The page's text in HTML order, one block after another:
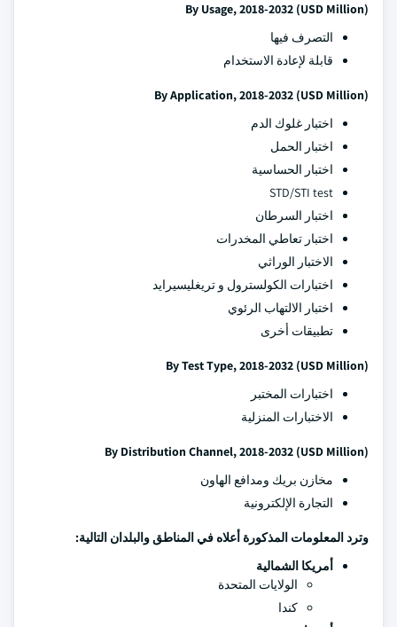
By Usage, 2018-2032 (USD Million)
التصرف فيها
قابلة لإعادة الاستخدام
By Application, 2018-2032 (USD Million)
اختبار غلوك الدم
اختبار الحمل
اختبار الحساسية
STD/STI test
اختبار السرطان
اختبار تعاطي المخدرات
الاختبار الوراثي
اختبارات الكولسترول و تريغليسيرايد
اختبار الالتهاب الرئوي
تطبيقات أخرى
By Test Type, 2018-2032 (USD Million)
اختبارات المختبر
الاختبارات المنزلية
By Distribution Channel, 2018-2032 (USD Million)
مخازن بريك ومدافع الهاون
التجارة الإلكترونية
وترد المعلومات المذكورة أعلاه في المناطق والبلدان التالية:
أمريكا الشمالية
الولايات المتحدة
كندا